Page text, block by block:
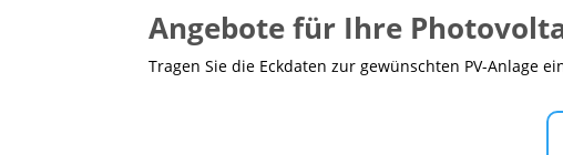
Angebote für Ihre
Tragen Sie die Eckdaten zur gewünschten PV-Anlage